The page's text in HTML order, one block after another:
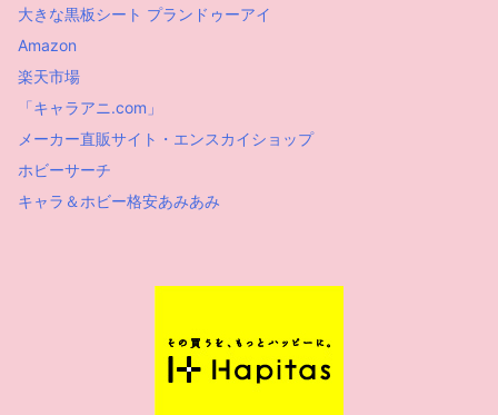
大きな黒板シート プランドゥーアイ
Amazon
楽天市場
「キャラアニ.com」
メーカー直販サイト・エンスカイショップ
ホビーサーチ
キャラ＆ホビー格安あみあみ